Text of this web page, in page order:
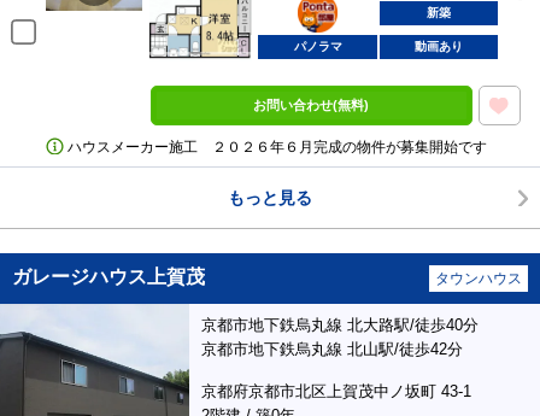
部屋
新築
パノラマ 動画あり
お問い合わせ(無料)
ハウスメーカー施工 ２０２６年６月完成の物件が募集開始です
もっと見る
ガレージハウス上賀茂 タウンハウス
京都市地下鉄烏丸線 北大路駅/徒歩40分
京都市地下鉄烏丸線 北山駅/徒歩42分
京都府京都市北区上賀茂中ノ坂町 43-1